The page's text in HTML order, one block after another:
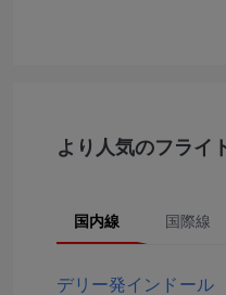
より人気のフライ
国内線 国際線
デリー発インドール